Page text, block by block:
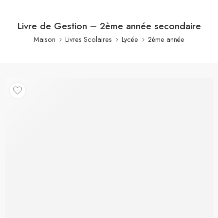
Livre de Gestion – 2ème année secondaire
Maison Livres Scolaires Lycée 2ème année